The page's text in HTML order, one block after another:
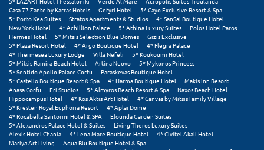
Casa 77 Zante by Karras Hotels
Gefyri Hotel
5* Cayo Exclusive Resort & Spa
5* Porto Kea Suites
Stratos Apartments & Studios
4* SanSal Boutique Hotel
New York Hotel
4* Achillion Palace 5* Athina Luxury Suites
Polos Hotel Paros
Hermes Hotel
5* Mitsis Selection Blue Domes
Gizis Exclusive
5* Plaza Resort Hotel
4* Argo Boutique Hotel
4* Flegra Palace
4* Thermesea Luxury Lodge
Villa Nefeli
5* Koukoumi Hotel
5* Mitsis Ramira Beach Hotel
Artina Nuovo
5* Mykonos Princess
5* Sentido Apollo Palace Corfu
Paraskevas Boutique Hotel
5* Castello Boutique Resort & Spa
4* Harma Boutique Hotel
Makis Inn Resort
Anasa Corfu
Eri Studios 5* Almyros Beach Resort & Spa
Naxos Beach Hotel
Hippocampus Hotel
4* Kos Aktis Art Hotel
4* Canvas by Mitsis Family Village
5* Kresten Royal Euphoria Resort
4* Aplai Dome
4* Rocabella Santorini Hotel & SPA
Elounda Garden Suites
5* Alexandros Palace Hotel & Suites
Living Theros Luxury Suites
Alexis Hotel Chania
4* Lena Mare Boutique Hotel
4* Civitel Akali Hotel
Mariya Art Living
Aqua Blu Boutique Hotel & Spa